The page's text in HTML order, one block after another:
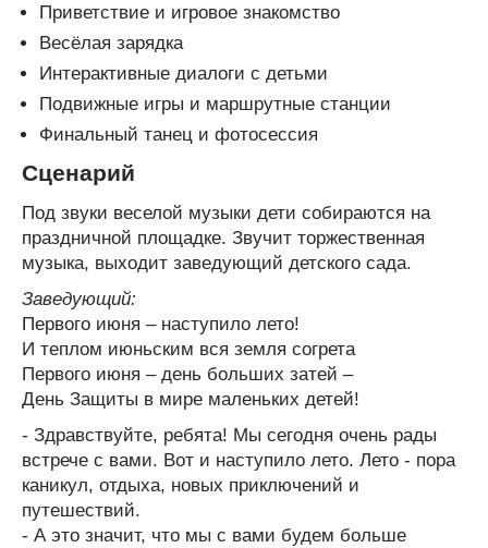
Приветствие и игровое знакомство
Весёлая зарядка
Интерактивные диалоги с детьми
Подвижные игры и маршрутные станции
Финальный танец и фотосессия
Сценарий
Под звуки веселой музыки дети собираются на
праздничной площадке. Звучит торжественная
музыка, выходит заведующий детского сада.
Заведующий:
Первого июня – наступило лето!
И теплом июньским вся земля согрета
Первого июня – день больших затей –
День Защиты в мире маленьких детей!
- Здравствуйте, ребята! Мы сегодня очень рады
встрече с вами. Вот и наступило лето. Лето - пора
каникул, отдыха, новых приключений и
путешествий.
- А это значит, что мы с вами будем больше